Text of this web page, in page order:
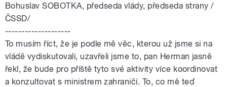
Bohuslav SOBOTKA, předseda vlády, předseda strany /
ČSSD/
--------------------
To musím říct, že je podle mě věc, kterou už jsme si na
vládě vydiskutovali, uzavřeli jsme to, pan Herman jasně
řekl, že bude pro příště tyto své aktivity více koordinovat
a konzultovat s ministrem zahraničí. To, co mě teď